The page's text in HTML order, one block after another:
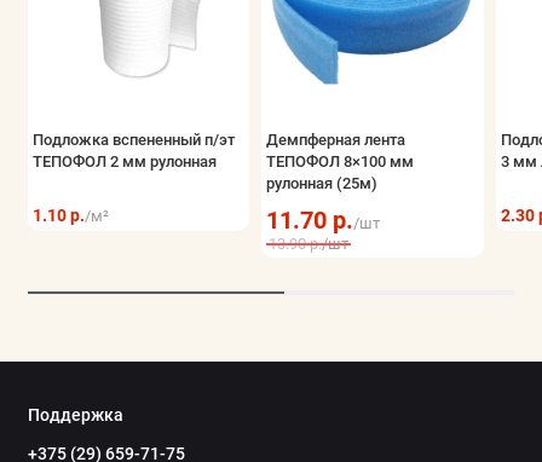
Подложка вспененный п/эт
ТЕПОФОЛ 2 мм рулонная
1.10 р./м²
Демпферная лента
ТЕПОФОЛ 8×100 мм
рулонная (25м)
11.70 р./шт
13.90 р./шт
3 мм
2.30
Поддержка
+375 (29) 659-71-75